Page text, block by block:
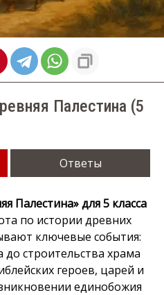
Палестина (5
Ответы
Палестина» для 5 класса
по истории древних
ключевые события:
строительства храма
героев, царей и
единобожия